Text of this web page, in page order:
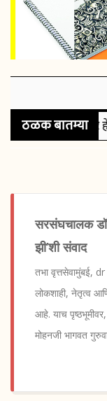
ठळक बातम्या
सुपर हेविवेट
सरसंघचालक
झी’शी संवाद
तभा वृत्तसेवामुंबई,
लोकशाही, नेतृत्व
आहे. याच
मोहनजी भागवत